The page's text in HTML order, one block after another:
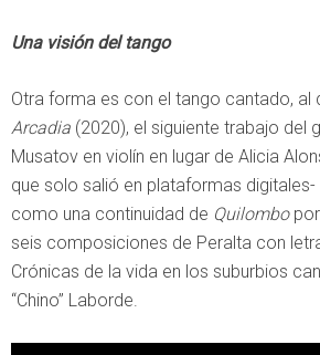
Una visión del tango
Otra forma es con el tango cantado, al
Arcadia (2020), el siguiente trabajo del
Musatov en violín en lugar de Alicia
que solo salió en plataformas digitales-
como una continuidad de Quilombopor
seis composiciones de Peralta con
Crónicas de la vida en los suburbios
“Chino” Laborde.